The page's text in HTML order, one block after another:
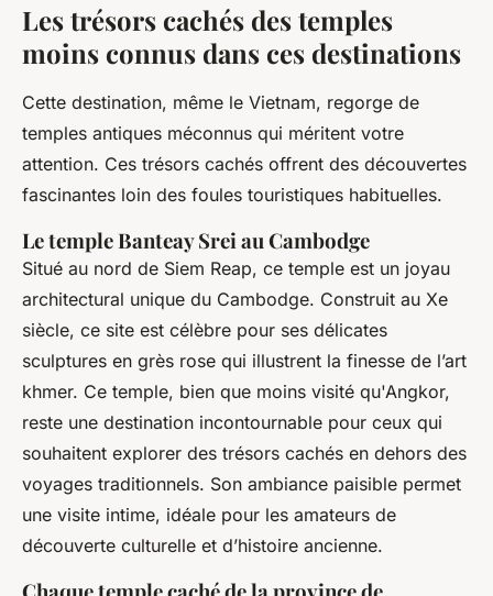
Les trésors cachés des temples
moins connus dans ces destinations
Cette destination, même le Vietnam, regorge de
temples antiques méconnus qui méritent votre
attention. Ces trésors cachés offrent des découvertes
fascinantes loin des foules touristiques habituelles.
Le temple Banteay Srei au Cambodge
Situé au nord de Siem Reap, ce temple est un joyau
architectural unique du Cambodge. Construit au Xe
siècle, ce site est célèbre pour ses délicates
sculptures en grès rose qui illustrent la finesse de l’art
khmer. Ce temple, bien que moins visité qu'Angkor,
reste une destination incontournable pour ceux qui
souhaitent explorer des trésors cachés en dehors des
voyages traditionnels. Son ambiance paisible permet
une visite intime, idéale pour les amateurs de
découverte culturelle et d’histoire ancienne.